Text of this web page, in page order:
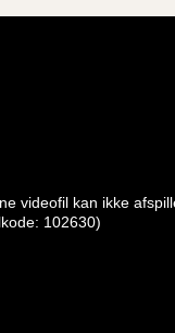
videofil kan ikke
102630)